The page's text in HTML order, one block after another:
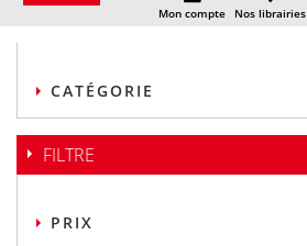
Mon compte Nos librairies
CATÉGORIE
FILTRE
PRIX